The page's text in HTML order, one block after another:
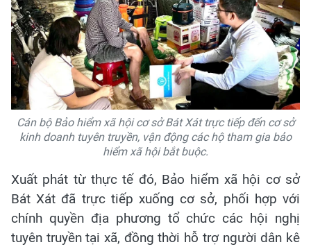
Cán bộ Bảo hiểm xã hội cơ sở Bát Xát trực tiếp đến cơ sở
kinh doanh tuyên truyền, vận động các hộ tham gia bảo
hiểm xã hội bắt buộc.
Xuất phát từ thực tế đó, Bảo hiểm xã hội cơ sở
Bát Xát đã trực tiếp xuống cơ sở, phối hợp với
chính quyền địa phương tổ chức các hội nghị
tuyên truyền tại xã, đồng thời hỗ trợ người dân kê